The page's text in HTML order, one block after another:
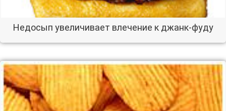
Недосып увеличивает влечение к джанк-фуду